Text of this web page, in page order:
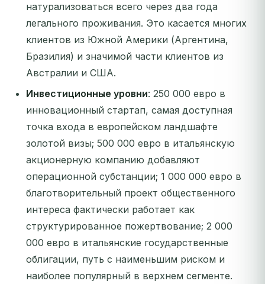
натурализоваться всего через два года
легального проживания. Это касается многих
клиентов из Южной Америки (Аргентина,
Бразилия) и значимой части клиентов из
Австралии и США.
Инвестиционные уровни: 250 000 евро в
инновационный стартап, самая доступная
точка входа в европейском ландшафте
золотой визы; 500 000 евро в итальянскую
акционерную компанию добавляют
операционной субстанции; 1 000 000 евро в
благотворительный проект общественного
интереса фактически работает как
структурированное пожертвование; 2 000
000 евро в итальянские государственные
облигации, путь с наименьшим риском и
наиболее популярный в верхнем сегменте.